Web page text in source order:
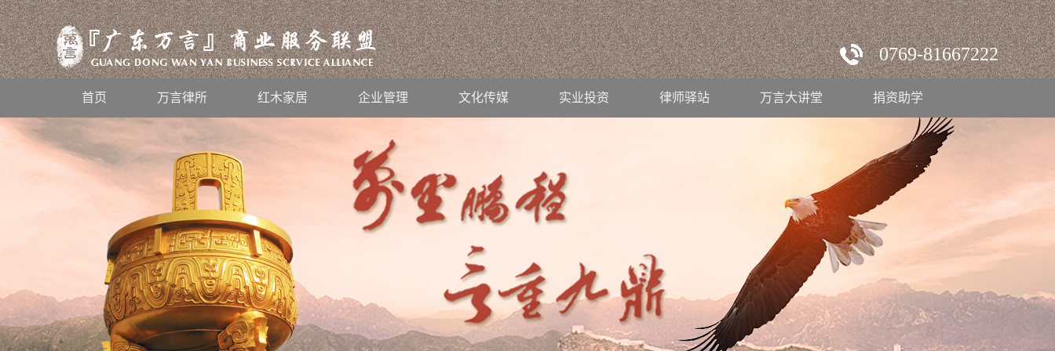
0769-81667222
首页 万言律所 红木家居 企业管理 文化传媒 实业投资 律师驿站 万言大讲堂 捐资助学